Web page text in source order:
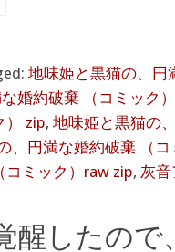
地味姫と黒猫の、円
婚約破棄 （コミック
） zip, 地味姫と黒猫の
、円満な婚約破棄 （
コミック）raw zip, 灰
醒したので